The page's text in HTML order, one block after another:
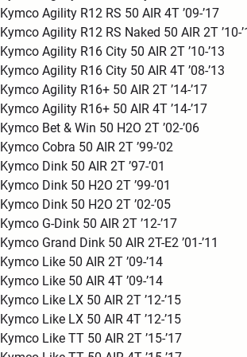
Kymco Agility R12 RS 50 AIR 4T ’09-’17
Kymco Agility R12 RS Naked 50 AIR 2T ’10-
Kymco Agility R16 City 50 AIR 2T ’10-’13
Kymco Agility R16 City 50 AIR 4T ’08-’13
Kymco Agility R16+ 50 AIR 2T ’14-’17
Kymco Agility R16+ 50 AIR 4T ’14-’17
Kymco Bet & Win 50 H2O 2T ’02-’06
Kymco Cobra 50 AIR 2T ’99-’02
Kymco Dink 50 AIR 2T ’97-’01
Kymco Dink 50 H2O 2T ’99-’01
Kymco Dink 50 H2O 2T ’02-’05
Kymco G-Dink 50 AIR 2T ’12-’17
Kymco Grand Dink 50 AIR 2T-E2 ’01-’11
Kymco Like 50 AIR 2T ’09-’14
Kymco Like 50 AIR 4T ’09-’14
Kymco Like LX 50 AIR 2T ’12-’15
Kymco Like LX 50 AIR 4T ’12-’15
Kymco Like TT 50 AIR 2T ’15-’17